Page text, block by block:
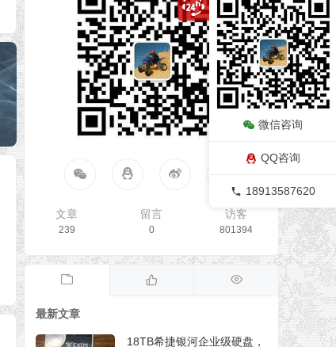
文章
239
留言
0
访客
801394
最新文章
18TB希捷银河企业级硬盘，
微信咨询
QQ咨询
18913587620